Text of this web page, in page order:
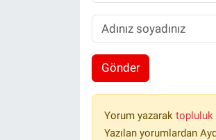
Gönder
Yorum yazarak topluluk
Yazılan yorumlardan